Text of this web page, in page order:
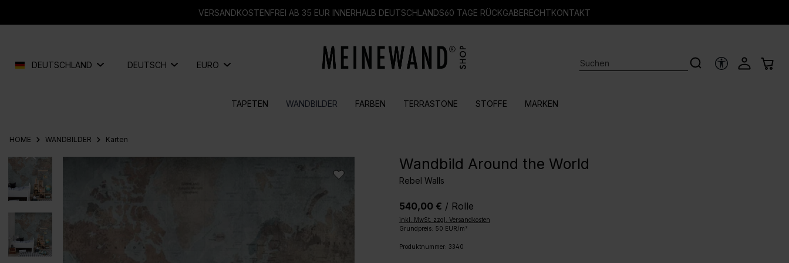
VERSANDKOSTENFREI AB 35 EUR INNERHALB DEUTSCHLANDS60 TAGE RÜCKGABERECHTKONTAKT
DEUTSCHLAND DEUTSCH EURO HILFSTOOLS
TAPETEN WANDBILDER FARBEN TERRASTONE STOFFE MARKEN
HOME WANDBILDER Karten
Bildergalerie überspringen Wandbild Around the World
Rebel Walls
540,00 € / Rolle
inkl. MwSt. zzgl. Versandkosten
Grundpreis: 50 EUR/m²
Produktnummer: 3340